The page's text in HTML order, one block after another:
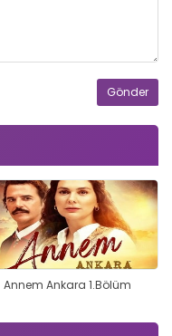
Annem Ankara 1.Bölüm